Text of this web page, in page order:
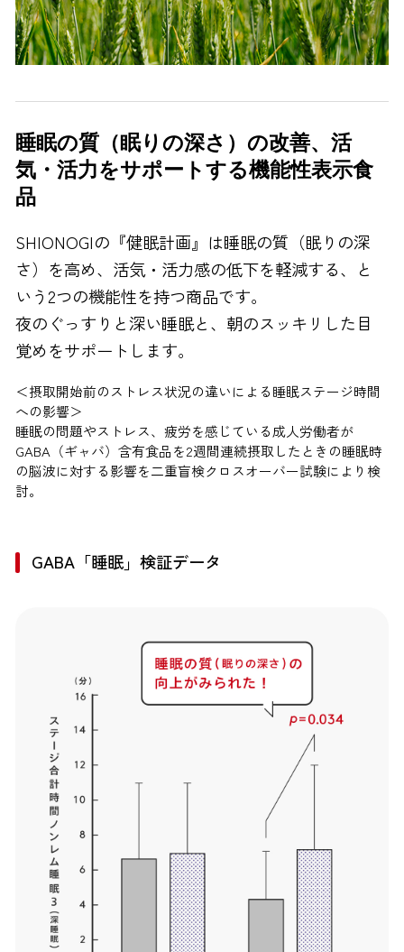
睡眠の質（眠りの深さ）の改善、活
気・活力をサポートする機能性表示食
品
SHIONOGIの『健眠計画』は睡眠の質（眠りの深
さ）を高め、活気・活力感の低下を軽減する、と
いう2つの機能性を持つ商品です。
夜のぐっすりと深い睡眠と、朝のスッキリした目
覚めをサポートします。
＜摂取開始前のストレス状況の違いによる睡眠ステージ時間
への影響＞
睡眠の問題やストレス、疲労を感じている成人労働者が
GABA（ギャバ）含有食品を2週間連続摂取したときの睡眠時
の脳波に対する影響を二重盲検クロスオーバー試験により検
討。
GABA「睡眠」検証データ